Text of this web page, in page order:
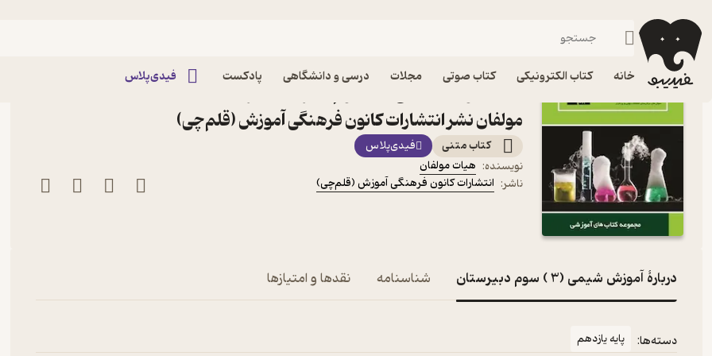
خانه کتاب الکترونیکی کتاب صوتی مجلات درسی و دانشگاهی پادکست فیدی‌پلاس
فیدیبو کتاب درسی، کتاب کمک درسی
مولفان نشر انتشارات کانون فرهنگی آموزش (قلم‌چی)
کتاب متنی
فیدی‌پلاس
نویسنده: هیات مولفان
ناشر: انتشارات کانون فرهنگی آموزش (قلم‌چی)
دربارۀ آموزش شیمی (3 ) سوم دبیرستان شناسنامه نقدها و امتیازها
دسته‌ها: پایه یازدهم